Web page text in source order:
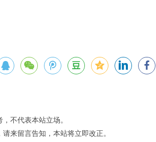
不代表本站立场。
来留言告知，本站将立即改正。